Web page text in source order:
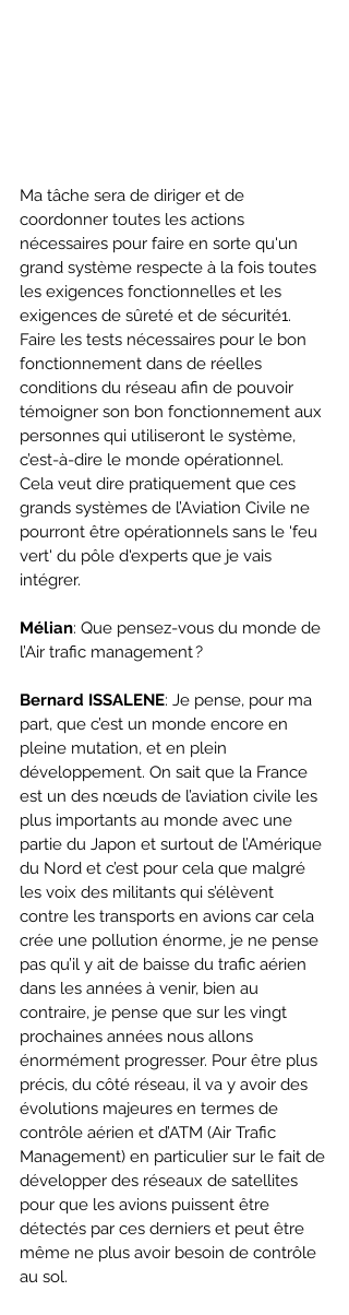
Ma tâche sera de diriger et de
coordonner toutes les actions
nécessaires pour faire en sorte qu'un
grand système respecte à la fois toutes
les exigences fonctionnelles et les
exigences de sûreté et de sécurité1.
Faire les tests nécessaires pour le bon
fonctionnement dans de réelles
conditions du réseau afin de pouvoir
témoigner son bon fonctionnement aux
personnes qui utiliseront le système,
c’est-à-dire le monde opérationnel.
Cela veut dire pratiquement que ces
grands systèmes de l’Aviation Civile ne
pourront être opérationnels sans le 'feu
vert' du pôle d'experts que je vais
intégrer.
Mélian: Que pensez-vous du monde de
l’Air trafic management ?
Bernard ISSALENE: Je pense, pour ma
part, que c’est un monde encore en
pleine mutation, et en plein
développement. On sait que la France
est un des nœuds de l’aviation civile les
plus importants au monde avec une
partie du Japon et surtout de l’Amérique
du Nord et c’est pour cela que malgré
les voix des militants qui s’élèvent
contre les transports en avions car cela
crée une pollution énorme, je ne pense
pas qu’il y ait de baisse du trafic aérien
dans les années à venir, bien au
contraire, je pense que sur les vingt
prochaines années nous allons
énormément progresser. Pour être plus
précis, du côté réseau, il va y avoir des
évolutions majeures en termes de
contrôle aérien et d’ATM (Air Trafic
Management) en particulier sur le fait de
développer des réseaux de satellites
pour que les avions puissent être
détectés par ces derniers et peut être
même ne plus avoir besoin de contrôle
au sol.